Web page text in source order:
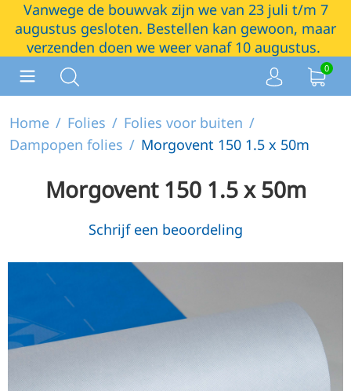
Vanwege de bouwvak zijn we van 23 juli t/m 7
augustus gesloten. Bestellen kan gewoon, maar
verzenden doen we weer vanaf 10 augustus.
0
Home / Folies / Folies voor buiten /
Dampopen folies / Morgovent 150 1.5 x 50m
Morgovent 150 1.5 x 50m
Schrijf een beoordeling